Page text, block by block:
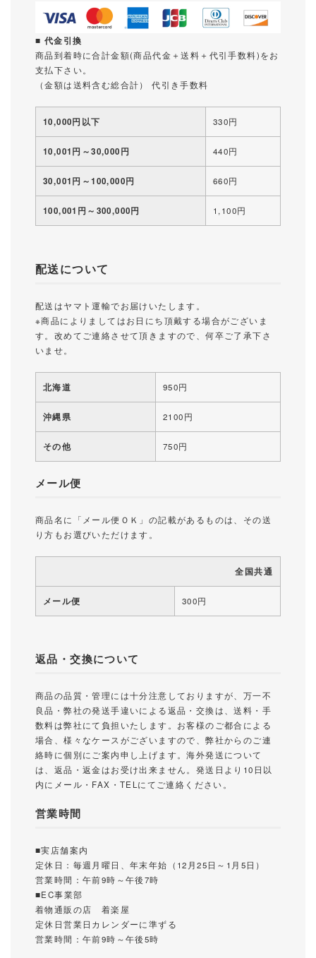
■ 代金引換
商品到着時に合計金額(商品代金＋送料＋代引手数料)をお
支払下さい。
（金額は送料含む総合計） 代引き手数料
10,000円以下 330円
10,001円～30,000円 440円
30,001円～100,000円 660円
100,001円～300,000円 1,100円
配送について
配送はヤマト運輸でお届けいたします。
※商品によりましてはお日にち頂戴する場合がございま
す。改めてご連絡させて頂きますので、何卒ご了承下さ
いませ。
北海道 950円
沖縄県 2100円
その他 750円
メール便
商品名に「メール便ＯＫ」の記載があるものは、その送
り方もお選びいただけます。
全国共通
メール便 300円
返品・交換について
商品の品質・管理には十分注意しておりますが、万一不
良品・弊社の発送手違いによる返品・交換は、送料・手
数料は弊社にて負担いたします。お客様のご都合による
場合、様々なケースがございますので、弊社からのご連
絡時に個別にご案内申し上げます。海外発送について
は、返品・返金はお受け出来ません。発送日より10日以
内にメール・FAX・TELにてご連絡ください。
営業時間
■実店舗案内
定休日：毎週月曜日、年末年始（12月25日～1月5日）
営業時間：午前9時～午後7時
■EC事業部
着物通販の店 着楽屋
定休日営業日カレンダーに準ずる
営業時間：午前9時～午後5時